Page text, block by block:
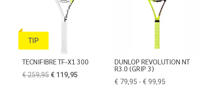
TIP
TECNIFIBRE TF-X1 300
€259,95 Oorspronkelijke
€119,95Huidige
DUNLOP REVOLUTION NT
R3.0 (GRIP 3)
€ 79,95 - € 99,95